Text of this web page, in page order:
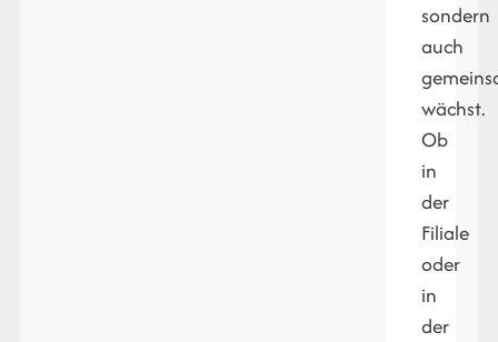
sondern
auch
wächst.
Ob
in
der
Filiale
oder
in
der